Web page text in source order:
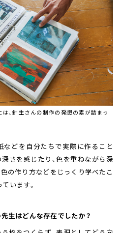
、針生さんの制作の発想の素が詰まっ
などを自分たちで実際に作ること
さを感じたり、色を重ねながら深
の作り方などをじっくり学べたこ
います。
先生はどんな存在でしたか？